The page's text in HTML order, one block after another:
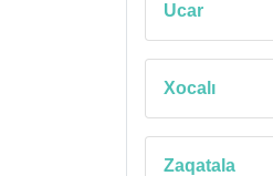
Ucar
Xocalı
Zaqatala